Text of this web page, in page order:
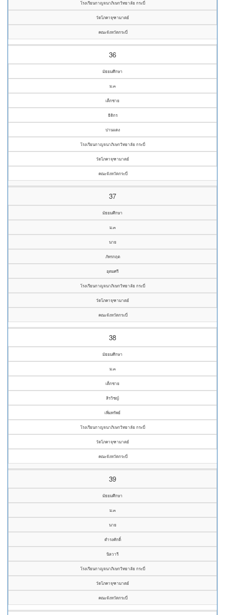
โรงเรียนกาญจนาภิเษกวิทยาลัย กระบี่
วัดโภคาจุฑามาตย์
คณะจังหวัดกระบี่
36
มัธยมศึกษา
ม.๓
เด็กชาย
ธิติกร
ปานแดง
โรงเรียนกาญจนาภิเษกวิทยาลัย กระบี่
วัดโภคาจุฑามาตย์
คณะจังหวัดกระบี่
37
มัธยมศึกษา
ม.๓
นาย
ภัทรกฤต
อุดมศรี
โรงเรียนกาญจนาภิเษกวิทยาลัย กระบี่
วัดโภคาจุฑามาตย์
คณะจังหวัดกระบี่
38
มัธยมศึกษา
ม.๓
เด็กชาย
สิรวิชญ์
เพิ่มทรัพย์
โรงเรียนกาญจนาภิเษกวิทยาลัย กระบี่
วัดโภคาจุฑามาตย์
คณะจังหวัดกระบี่
39
มัธยมศึกษา
ม.๓
นาย
ดำรงศักดิ์
นิลวารี
โรงเรียนกาญจนาภิเษกวิทยาลัย กระบี่
วัดโภคาจุฑามาตย์
คณะจังหวัดกระบี่